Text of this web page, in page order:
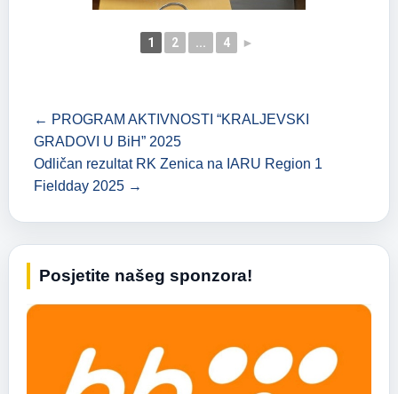
1 2 ... 4 ►
← PROGRAM AKTIVNOSTI “KRALJEVSKI
GRADOVI U BiH” 2025
Odličan rezultat RK Zenica na IARU Region 1
Fieldday 2025 →
Posjetite našeg sponzora!